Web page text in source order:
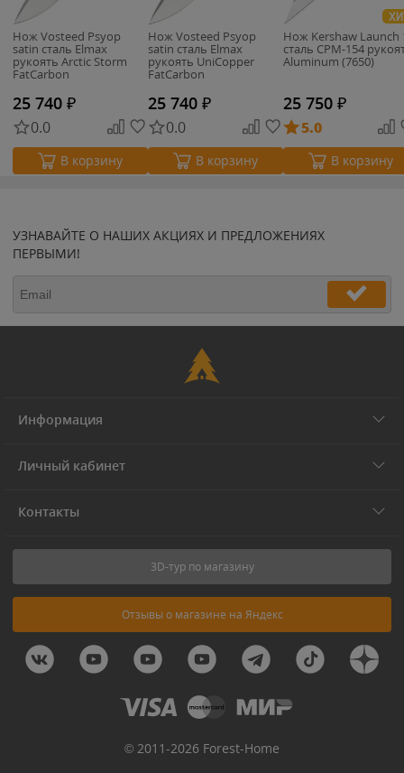
Нож Vosteed Psyop
satin сталь Elmax
рукоять Arctic Storm
FatCarbon
25 740 ₽
0.0
В корзину
Нож Vosteed Psyop
satin сталь Elmax
рукоять UniCopper
FatCarbon
25 740 ₽
0.0
В корзину
Нож Kershaw Launch
сталь CPM-154
Aluminum (7650)
25 750 ₽
5.0
В корзину
УЗНАВАЙТЕ О НАШИХ АКЦИЯХ И ПРЕДЛОЖЕНИЯХ
ПЕРВЫМИ!
Информация
Личный кабинет
Контакты
3D-тур по магазину
Отзывы о магазине на Яндекс
© 2011-2026 Forest-Home